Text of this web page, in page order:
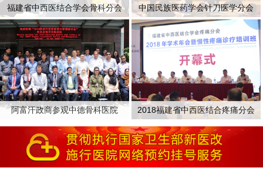
福建省中西医结合学会骨科分会 中国民族医药学会针刀医学分会
阿富汗政商参观中德骨科医院 2018福建省中西医结合疼痛分会